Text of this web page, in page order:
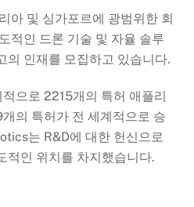
아 및 싱가포르에 광범위한 회
적인 드론 기술 및 자율 솔루
의 인재를 모집하고 있습니다.
으로 2215개의 특허 애플리
의 특허가 전 세계적으로 승
는 R&D에 대한 헌신으로
적인 위치를 차지했습니다.